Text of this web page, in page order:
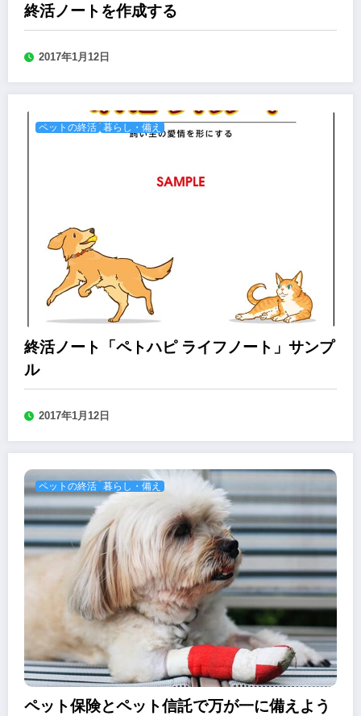
終活ノートを作成する
2017年1月12日
ペットの終活 暮らし・備え
終活ノート「ペトハピ ライフノート」サンプ
ル
2017年1月12日
ペットの終活 暮らし・備え
ペット保険とペット信託で万が一に備えよう